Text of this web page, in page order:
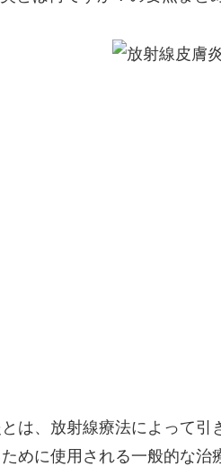
は、放射線療法によって
めに使用される一般的な